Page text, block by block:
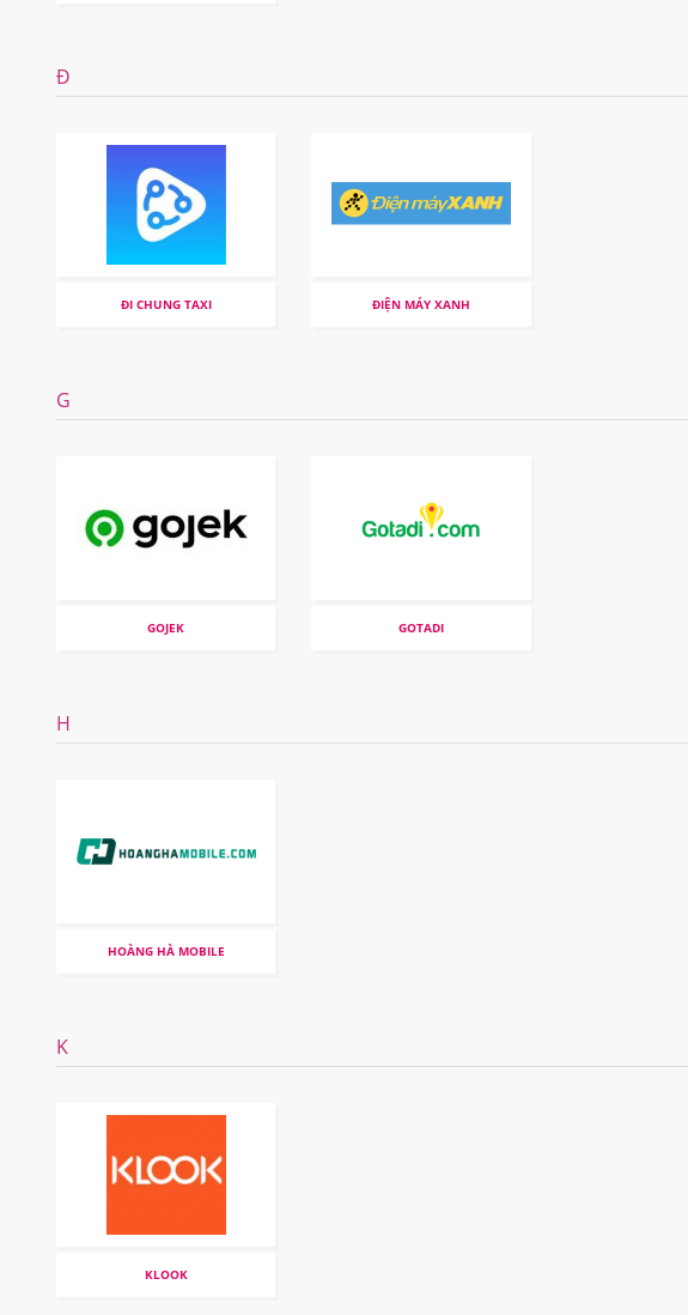
Đ
ĐI CHUNG TAXI ĐIỆN MÁY XANH
G
GOJEK GOTADI
H
HOÀNG HÀ MOBILE
K
KLOOK